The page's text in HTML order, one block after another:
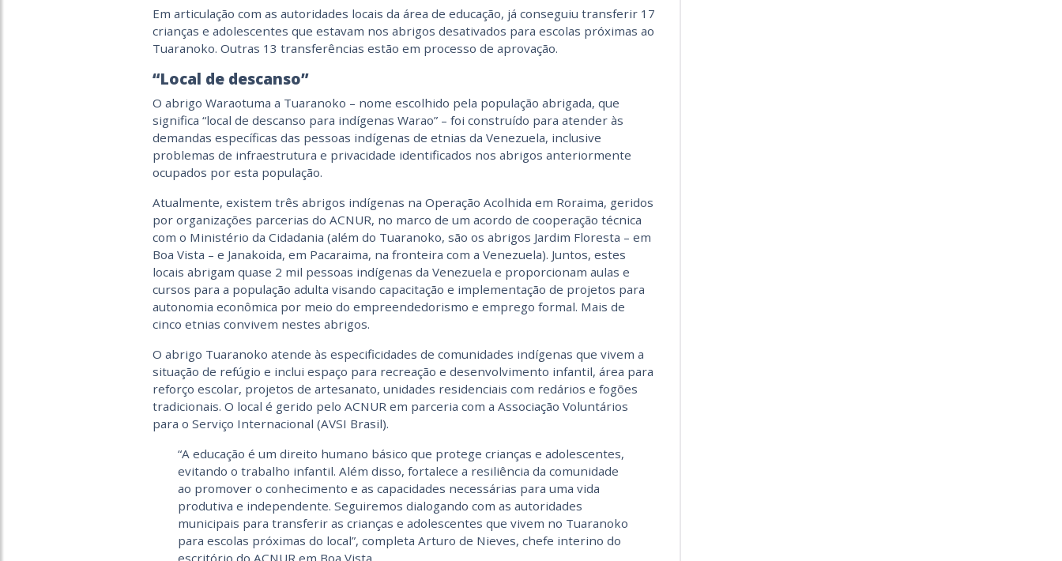
Em articulação com as autoridades locais da área de educação, já conseguiu transferir 17
crianças e adolescentes que estavam nos abrigos desativados para escolas próximas ao
Tuaranoko. Outras 13 transferências estão em processo de aprovação.
“Local de descanso”
O abrigo Waraotuma a Tuaranoko – nome escolhido pela população abrigada, que
significa “local de descanso para indígenas Warao” – foi construído para atender às
demandas específicas das pessoas indígenas de etnias da Venezuela, inclusive
problemas de infraestrutura e privacidade identificados nos abrigos anteriormente
ocupados por esta população.
Atualmente, existem três abrigos indígenas na Operação Acolhida em Roraima, geridos
por organizações parcerias do ACNUR, no marco de um acordo de cooperação técnica
com o Ministério da Cidadania (além do Tuaranoko, são os abrigos Jardim Floresta – em
Boa Vista – e Janakoida, em Pacaraima, na fronteira com a Venezuela). Juntos, estes
locais abrigam quase 2 mil pessoas indígenas da Venezuela e proporcionam aulas e
cursos para a população adulta visando capacitação e implementação de projetos para
autonomia econômica por meio do empreendedorismo e emprego formal. Mais de
cinco etnias convivem nestes abrigos.
O abrigo Tuaranoko atende às especificidades de comunidades indígenas que vivem a
situação de refúgio e inclui espaço para recreação e desenvolvimento infantil, área para
reforço escolar, projetos de artesanato, unidades residenciais com redários e fogões
tradicionais. O local é gerido pelo ACNUR em parceria com a Associação Voluntários
para o Serviço Internacional (AVSI Brasil).
“A educação é um direito humano básico que protege crianças e adolescentes,
evitando o trabalho infantil. Além disso, fortalece a resiliência da comunidade
ao promover o conhecimento e as capacidades necessárias para uma vida
produtiva e independente. Seguiremos dialogando com as autoridades
municipais para transferir as crianças e adolescentes que vivem no Tuaranoko
para escolas próximas do local”, completa Arturo de Nieves, chefe interino do
escritório do ACNUR em Boa Vista.